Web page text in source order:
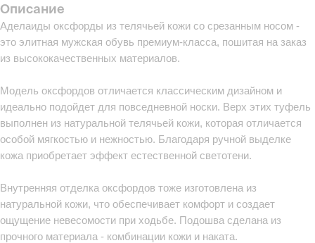
Описание
Аделаиды оксфорды из телячьей кожи со срезанным носом -
это элитная мужская обувь премиум-класса, пошитая на заказ
из высококачественных материалов.
Модель оксфордов отличается классическим дизайном и
идеально подойдет для повседневной носки. Верх этих туфель
выполнен из натуральной телячьей кожи, которая отличается
особой мягкостью и нежностью. Благодаря ручной выделке
кожа приобретает эффект естественной светотени.
Внутренняя отделка оксфордов тоже изготовлена из
натуральной кожи, что обеспечивает комфорт и создает
ощущение невесомости при ходьбе. Подошва сделана из
прочного материала - комбинации кожи и наката.